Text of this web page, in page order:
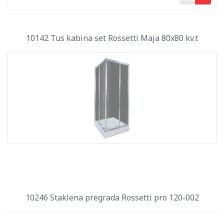
10142 Tus kabina set Rossetti Maja 80x80 kv.t
10246 Staklena pregrada Rossetti pro 120-002